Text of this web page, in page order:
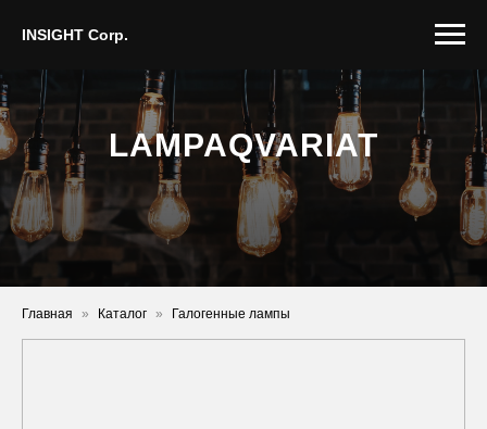
INSIGHT Corp.
LAMPAQVARIAT
Главная » Каталог » Галогенные лампы